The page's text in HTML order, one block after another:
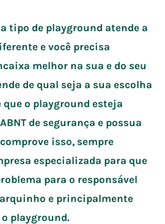
tipo de playground atende a
e você precisa
melhor na sua e do seu
de qual seja a sua escolha
o playground esteja
de segurança e possua
isso, sempre
especializada para que
para o responsável
e principalmente
playground.